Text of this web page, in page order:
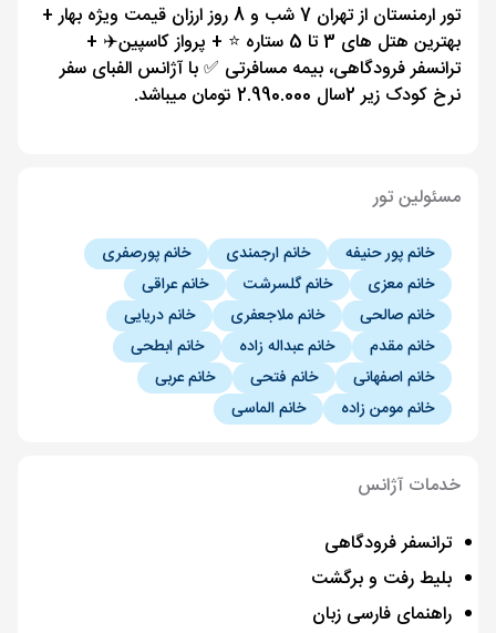
تور ارمنستان از تهران 7 شب و 8 روز ارزان قیمت ویژه بهار +
بهترین هتل های 3 تا 5 ستاره ⭐️ + پرواز کاسپین✈️ +
ترانسفر فرودگاهی، بیمه مسافرتی ✅ با آژانس الفبای سفر
نرخ کودک زیر 2سال 2.990.000 تومان میباشد.
مسئولین تور
خانم پور حنیفه خانم ارجمندی
خانم پورصفری
خانم معزی
خانم گلسرشت
خانم عراقی
خانم صالحی
خانم ملاجعفری
خانم دریایی
خانم مقدم
خانم عبداله زاده
خانم ابطحی
خانم اصفهانی
خانم فتحی
خانم عربی
خانم مومن زاده
خانم الماسی
خدمات آژانس
ترانسفر فرودگاهی
بلیط رفت و برگشت
راهنمای فارسی زبان